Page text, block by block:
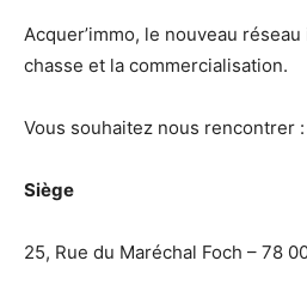
Acquer’immo, le nouveau
chasse et la commercialisation.
Vous souhaitez nous rencontrer :
Siège
25, Rue du Maréchal Foch – 78